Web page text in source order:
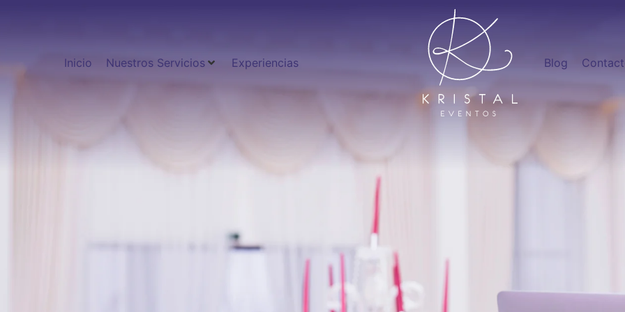
Inicio Nuestros Servicios Experiencias Blog